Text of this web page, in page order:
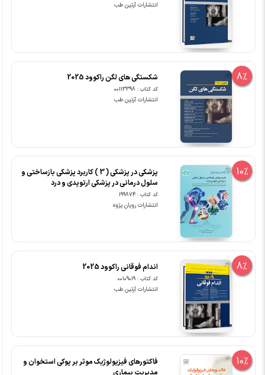
انتشارات آرتین طب
8% شکستگی های لگن راکوود 2025
کد کتاب : 00113398
انتشارات آرتین طب
10%
پزشکی در پزشکی ( 3 ) کاربرد پزشکی بازساختی و
سلول درمانی در پزشکی ارتوپدی و درد
کد کتاب : 199874
انتشارات رویان پژوه
8% اندام فوقانی راکوود 2025
کد کتاب : 00109019
انتشارات آرتین طب
10%
فاکتورهای فیزیولوژیک موثر بر پوکی استخوان و
مدیریت بیماری